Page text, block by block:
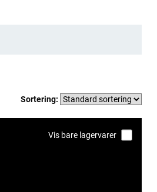
Sortering:
Vis bare lagervarer